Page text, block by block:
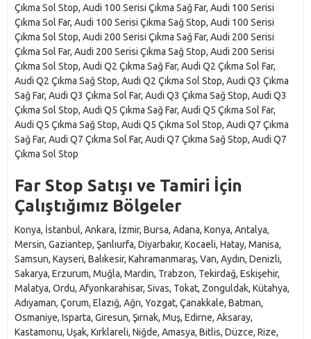
Çıkma Sol Stop, Audi 100 Serisi Çıkma Sağ Far, Audi 100 Serisi
Çıkma Sol Far, Audi 100 Serisi Çıkma Sağ Stop, Audi 100 Serisi
Çıkma Sol Stop, Audi 200 Serisi Çıkma Sağ Far, Audi 200 Serisi
Çıkma Sol Far, Audi 200 Serisi Çıkma Sağ Stop, Audi 200 Serisi
Çıkma Sol Stop, Audi Q2 Çıkma Sağ Far, Audi Q2 Çıkma Sol Far,
Audi Q2 Çıkma Sağ Stop, Audi Q2 Çıkma Sol Stop, Audi Q3 Çıkma
Sağ Far, Audi Q3 Çıkma Sol Far, Audi Q3 Çıkma Sağ Stop, Audi Q3
Çıkma Sol Stop, Audi Q5 Çıkma Sağ Far, Audi Q5 Çıkma Sol Far,
Audi Q5 Çıkma Sağ Stop, Audi Q5 Çıkma Sol Stop, Audi Q7 Çıkma
Sağ Far, Audi Q7 Çıkma Sol Far, Audi Q7 Çıkma Sağ Stop, Audi Q7
Çıkma Sol Stop
Far Stop Satışı ve Tamiri İçin
Çalıştığımız Bölgeler
Konya, İstanbul, Ankara, İzmir, Bursa, Adana, Konya, Antalya,
Mersin, Gaziantep, Şanlıurfa, Diyarbakır, Kocaeli, Hatay, Manisa,
Samsun, Kayseri, Balıkesir, Kahramanmaraş, Van, Aydın, Denizli,
Sakarya, Erzurum, Muğla, Mardin, Trabzon, Tekirdağ, Eskişehir,
Malatya, Ordu, Afyonkarahisar, Sivas, Tokat, Zonguldak, Kütahya,
Adıyaman, Çorum, Elazığ, Ağrı, Yozgat, Çanakkale, Batman,
Osmaniye, Isparta, Giresun, Şırnak, Muş, Edirne, Aksaray,
Kastamonu, Uşak, Kırklareli, Niğde, Amasya, Bitlis, Düzce, Rize,